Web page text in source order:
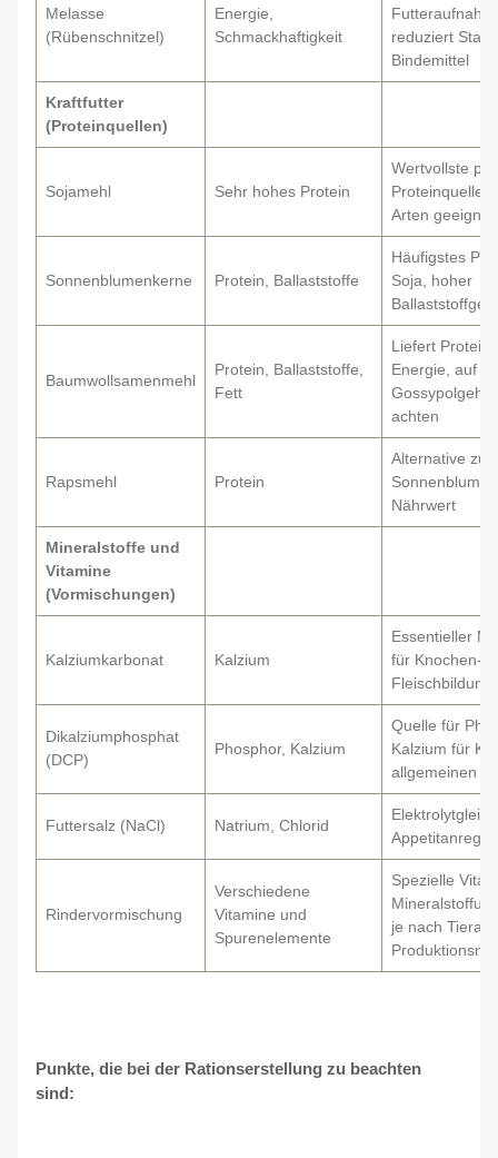
Melasse
(Rübenschnitzel)
Energie,
Schmackhaftigkeit
reduziert
Bindemittel
Kraftfutter
(Proteinquellen)
Sojamehl Sehr hohes Protein
Wertvollste
Proteinquelle,
Arten geeignet
Sonnenblumenkerne Protein, Ballaststoffe
Häufigstes
Soja, hoher
Baumwollsamenmehl
Protein, Ballaststoffe,
Fett
Liefert Protein
Energie, auf
achten
Rapsmehl Protein
Alternative zu
Nährwert
Mineralstoffe und
Vitamine
(Vormischungen)
Kalziumkarbonat Kalzium
Essentieller
für Knochen-,
Fleischbildung
Dikalziumphosphat
(DCP)
Phosphor, Kalzium
Quelle für
Kalzium für
allgemeinen
Futtersalz (NaCl) Natrium, Chlorid
Appetitanreger
Rindervormischung
Verschiedene
Vitamine und
Spurenelemente
Spezielle
je nach Tierart
Punkte, die bei der Rationserstellung zu beachten
sind: